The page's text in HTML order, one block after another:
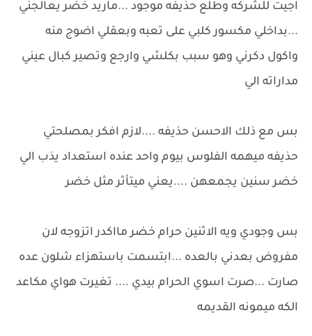
اجيت للشركه وطلع حذيفه موجود ...ماريد خضر يعالجني
...بداخلي مكسور كلبي على تعبه وبعقلي اضوج منه
واكول دكرني وهو سبب بكلشي وارجع وتصير كبال عيني
مداراته الي
بس مع ذلك الاحسن حذيفه ....لازم افكر بمصلحتي
حذيفه ميهمه الفلوس بيوم واحد عنده استعداد يذب الي
خضر سنين يجمعهن ....يعني ميتأثر مثل خضر
بس وجودي ويه الاثنين حرام خضر مااكدر اتزوجه لان
مفروض بعدني بالعده ...ابتسمت باستهزاء شلون عده
صارت ...صرت اسوي الحرام بيدي .... تغيرت هواي مكاعد
الكه ميمونه القديمه